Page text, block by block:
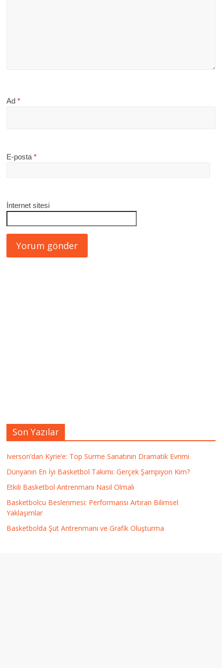
Ad*
E-posta*
İnternet sitesi
Son Yazılar
Iverson’dan Kyrie’e: Top Sürme Sanatının Dramatik Evrimi
Dünyanın En İyi Basketbol Takımı: Gerçek Şampiyon Kim?
Etkili Basketbol Antrenmanı Nasıl Olmalı
Basketbolcu Beslenmesi: Performansı Artıran Bilimsel
Yaklaşımlar
Basketbolda Şut Antrenmanı ve Grafik Oluşturma